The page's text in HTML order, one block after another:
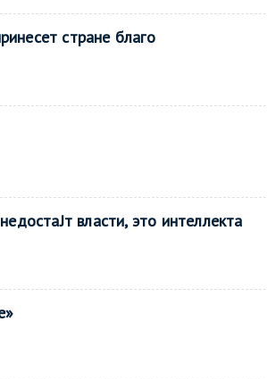
стране благо
власти, это интеллекта